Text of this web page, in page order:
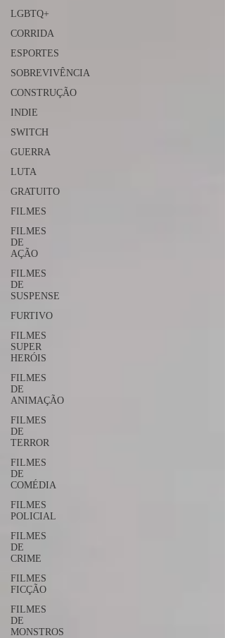
LGBTQ+
CORRIDA
ESPORTES
SOBREVIVÊNCIA
CONSTRUÇÃO
INDIE
SWITCH
GUERRA
LUTA
GRATUITO
FILMES
FILMES
DE
AÇÃO
FILMES
DE
SUSPENSE
FURTIVO
FILMES
SUPER
HERÓIS
FILMES
DE
ANIMAÇÃO
FILMES
DE
TERROR
FILMES
DE
COMÉDIA
FILMES
POLICIAL
FILMES
DE
CRIME
FILMES
FICÇÃO
FILMES
DE
MONSTROS